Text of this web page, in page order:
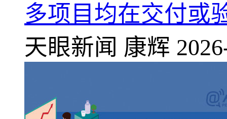
多项目均在交付或
天眼新闻 康辉